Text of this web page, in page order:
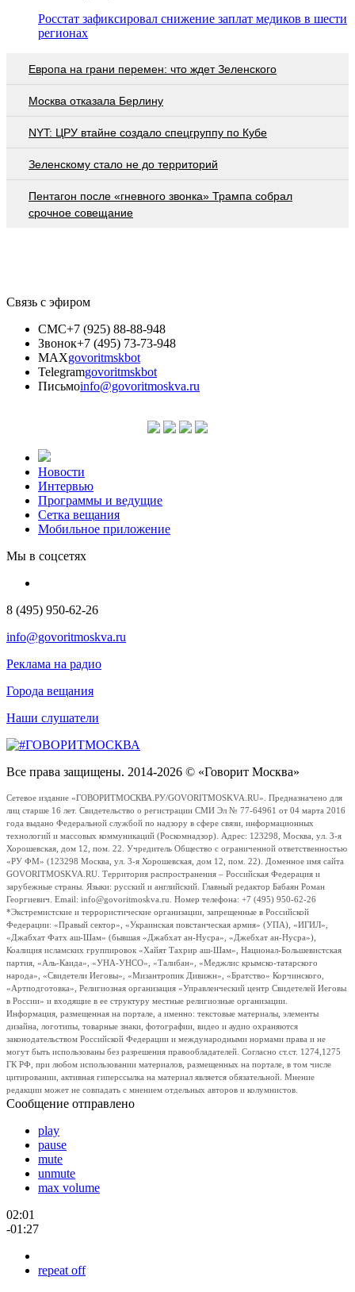
Росстат зафиксировал снижение заплат медиков в шести
регионах
Европа на грани перемен: что ждет Зеленского
Москва отказала Берлину
NYT: ЦРУ втайне создало спецгруппу по Кубе
Зеленскому стало не до территорий
Пентагон после «гневного звонка» Трампа собрал
срочное совещание
Связь с эфиром
СМС+7 (925) 88-88-948
Звонок+7 (495) 73-73-948
MAXgovoritmskbot
Telegramgovoritmskbot
Письмоinfo@govoritmoskva.ru
Новости
Интервью
Программы и ведущие
Сетка вещания
Мобильное приложение
Мы в соцсетях
8 (495) 950-62-26
info@govoritmoskva.ru
Реклама на радио
Города вещания
Наши слушатели
Все права защищены. 2014-2026 © «Говорит Москва»
Сетевое издание «ГОВОРИТМОСКВА.РУ/GOVORITMOSKVA.RU». Предназначено для
лиц старше 16 лет. Свидетельство о регистрации СМИ Эл № 77-64961 от 04 марта 2016
года выдано Федеральной службой по надзору в сфере связи, информационных
технологий и массовых коммуникаций (Роскомнадзор). Адрес: 123298, Москва, ул. 3-я
Хорошевская, дом 12, пом. 22. Учредитель Общество с ограниченной ответственностью
«РУ ФМ» (123298 Москва, ул. 3-я Хорошевская, дом 12, пом. 22). Доменное имя сайта
GOVORITMOSKVA.RU. Территория распространения – Российская Федерация и
зарубежные страны. Языки: русский и английский. Главный редактор Бабаян Роман
Георгиевич. Email: info@govoritmoskva.ru. Номер телефона: +7 (495) 950-62-26
*Экстремистские и террористические организации, запрещенные в Российской
Федерации: «Правый сектор», «Украинская повстанческая армия» (УПА), «ИГИЛ»,
«Джабхат Фатх аш-Шам» (бывшая «Джабхат ан-Нусра», «Джебхат ан-Нусра»),
Коалиция исламских группировок «Хайят Тахрир аш-Шам», Национал-Большевистская
партия, «Аль-Каида», «УНА-УНСО», «Талибан», «Меджлис крымско-татарского
народа», «Свидетели Иеговы», «Мизантропик Дивижн», «Братство» Корчинского,
«Артподготовка», Религиозная организация «Управленческий центр Свидетелей Иеговы
в России» и входящие в ее структуру местные религиозные организации.
Информация, размещенная на портале, а именно: текстовые материалы, элементы
дизайна, логотипы, товарные знаки, фотографии, видео и аудио охраняются
законодательством Российской Федерации и международными нормами права и не
могут быть использованы без разрешения правообладателей. Согласно ст.ст. 1274,1275
ГК РФ, при любом использовании материалов, размещенных на портале, в том числе
цитировании, активная гиперссылка на материал является обязательной. Мнение
редакции может не совпадать с мнением отдельных авторов и колумнистов.
Сообщение отправлено
play
pause
mute
unmute
max volume
02:01
-01:27
repeat off